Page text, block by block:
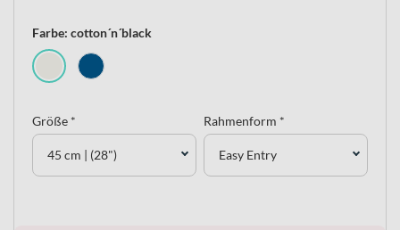
Farbe: cotton´n´black
Größe *
45 cm | (28")
Rahmenform *
Easy Entry